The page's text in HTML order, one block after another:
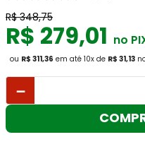
R$ 348,75
R$ 279,01 no
ou R$ 311,36 em até 10x de R$ 31,13
－